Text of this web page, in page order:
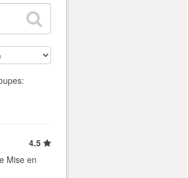
4.5
Mise en